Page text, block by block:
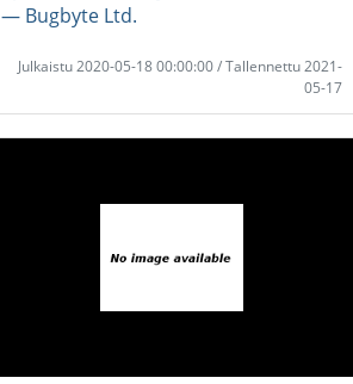
― Bugbyte Ltd.
Julkaistu 2020-05-18 00:00:00 / Tallennettu 2021-
05-17